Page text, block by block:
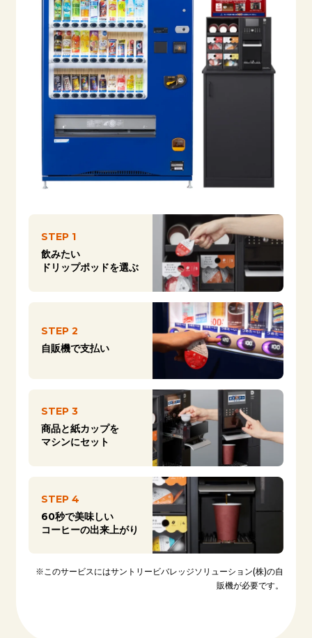
STEP 1
飲みたい
ドリップポッドを選ぶ
STEP 2
自販機で支払い
STEP 3
商品と紙カップを
マシンにセット
STEP 4
60秒で美味しい
コーヒーの出来上がり
※このサービスにはサントリービバレッジソリューション(株)の自
販機が必要です。